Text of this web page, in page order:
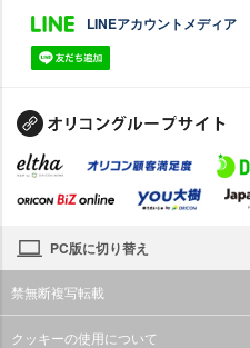
LINEアカウントメディア
PC版に切り替え
禁無断複写転載
クッキーの使用について